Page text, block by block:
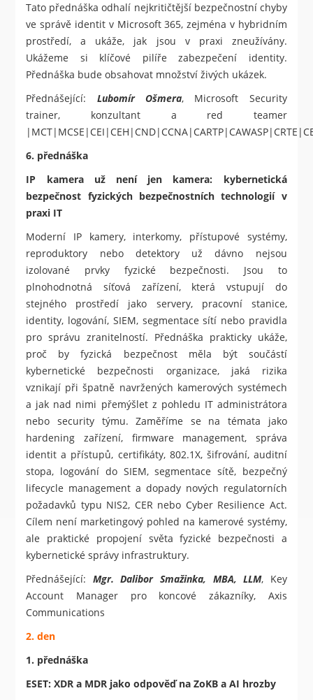
Tato přednáška odhalí nejkritičtější bezpečnostní chyby
ve správě identit v Microsoft 365, zejména v hybridním
prostředí, a ukáže, jak jsou v praxi zneužívány.
Ukážeme si klíčové pilíře zabezpečení identity.
Přednáška bude obsahovat množství živých ukázek.
Přednášející: Lubomír Ošmera, Microsoft Security
trainer, konzultant a red teamer
6. přednáška
IP kamera už není jen kamera: kybernetická
bezpečnost fyzických bezpečnostních technologií v
praxi IT
Moderní IP kamery, interkomy, přístupové systémy,
reproduktory nebo detektory už dávno nejsou
izolované prvky fyzické bezpečnosti. Jsou to
plnohodnotná síťová zařízení, která vstupují do
stejného prostředí jako servery, pracovní stanice,
identity, logování, SIEM, segmentace sítí nebo pravidla
pro správu zranitelností. Přednáška prakticky ukáže,
proč by fyzická bezpečnost měla být součástí
kybernetické bezpečnosti organizace, jaká rizika
vznikají při špatně navržených kamerových systémech
a jak nad nimi přemýšlet z pohledu IT administrátora
nebo security týmu. Zaměříme se na témata jako
hardening zařízení, firmware management, správa
identit a přístupů, certifikáty, 802.1X, šifrování, auditní
stopa, logování do SIEM, segmentace sítě, bezpečný
lifecycle management a dopady nových regulatorních
požadavků typu NIS2, CER nebo Cyber Resilience Act.
Cílem není marketingový pohled na kamerové systémy,
ale praktické propojení světa fyzické bezpečnosti a
kybernetické správy infrastruktury.
Přednášející: Mgr. Dalibor Smažinka, MBA, LLM, Key
Account Manager pro koncové zákazníky, Axis
Communications
2.den
1. přednáška
ESET: XDR a MDR jako odpověď na ZoKB a AI hrozby